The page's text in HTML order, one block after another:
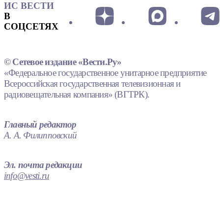
ИС ВЕСТИ
В
СОЦСЕТЯХ
© Сетевое издание «Вести.Ру»
«Федеральное государственное унитарное предприятие
Всероссийская государственная телевизионная и
радиовещательная компания» (ВГТРК).
Главный редактор
А. А. Филипповский
Эл. почта редакции
info@vesti.ru